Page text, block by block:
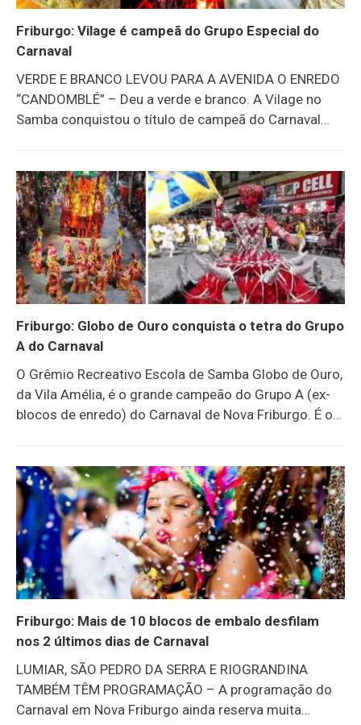
leia aqui.
Friburgo: Vilage é campeã do Grupo Especial do
Carnaval
VERDE E BRANCO LEVOU PARA A AVENIDA O ENREDO
“CANDOMBLÉ” – Deu a verde e branco. A Vilage no
Samba conquistou o título de campeã do Carnaval
Samba, 179,9 pontos2 – Unidos da Saudade, 179,8
pontos3 – Alunos do Samba, 179,7 pontos4 –
Imperatriz de Olaria, 178, 4 pontos A Vilage no Samba
foi a quarta e última a desfilar domingo, na Avenida
Alberto Braune. A agremiação levou para a passarela
do samba o enredo “Candomblé”. Com 825
componentes, 16 alas, 4 carros
Friburgo: Globo de Ouro conquista o tetra do Grupo
A do Carnaval
O Grêmio Recreativo Escola de Samba Globo de Ouro,
da Vila Amélia, é o grande campeão do Grupo A (ex-
blocos de enredo) do Carnaval de Nova Friburgo. É o
de Cinzas, realizada no Prédio da Cultura, no antigo
Fórum da Praça Getúlio Vargas. RESULTADO FINAL DA
APURAÇÃO1 – Globo de Ouro, 269,6 pontos2 –
Unidos do Imperador, 269 pontos3 – Raio de Luar,
269 pontos4 – Bola Branca, 267,8 pontos O Globo de
Ouro levou para a avenida o enredo “De Benin para
Bahia – Bábá
Friburgo: Mais de 10 blocos de embalo desfilam
nos 2 últimos dias de Carnaval
LUMIAR, SÃO PEDRO DA SERRA E RIOGRANDINA
TAMBÉM TÊM PROGRAMAÇÃO – A programação do
Carnaval em Nova Friburgo ainda reserva muita